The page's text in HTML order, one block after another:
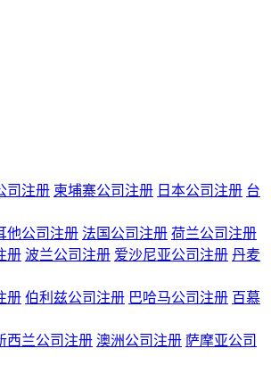
司注册 柬埔寨公司注册 日本公司注册 台
他公司注册 法国公司注册 荷兰公司注册
册 波兰公司注册 爱沙尼亚公司注册 丹麦
册 伯利兹公司注册 巴哈马公司注册 百慕
西兰公司注册 澳洲公司注册 萨摩亚公司